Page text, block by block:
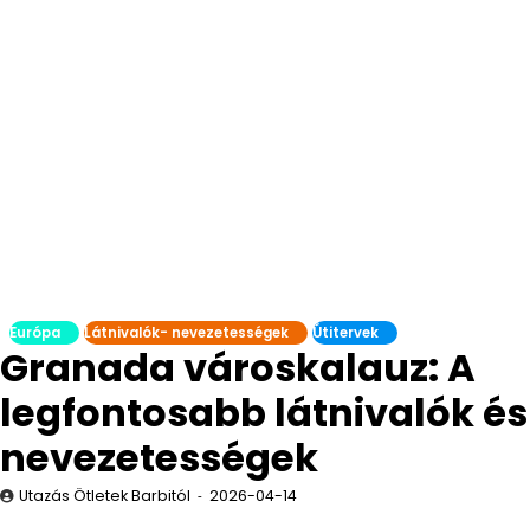
Európa Látnivalók- nevezetességek Útitervek
Granada városkalauz: A
legfontosabb látnivalók és
nevezetességek
Utazás Ötletek Barbitól 2026-04-14